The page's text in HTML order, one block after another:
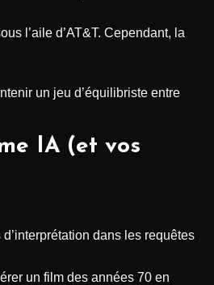
l’aile d’AT&T. Cependant, la
un jeu d’équilibriste entre
IA (et vos
dans les requêtes
un film des années 70 en